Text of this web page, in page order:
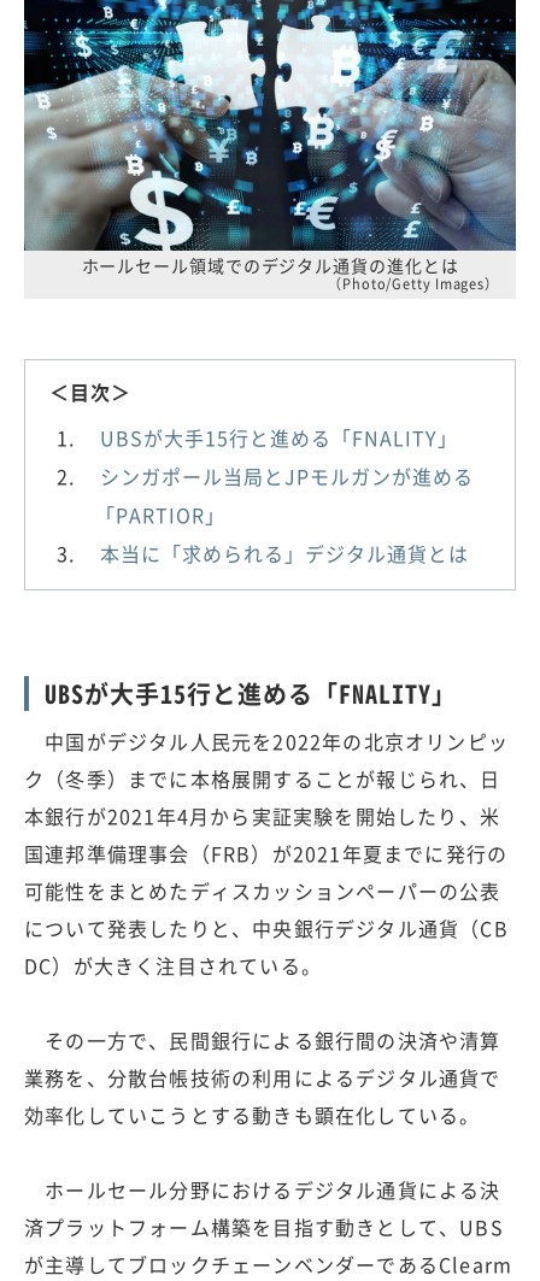
ホールセール領域でのデジタル通貨の進化とは
（Photo/Getty Images）
＜目次＞
UBSが大手15行と進める「FNALITY」
シンガポール当局とJPモルガンが進める
「PARTIOR」
本当に「求められる」デジタル通貨とは
UBSが大手15行と進める「FNALITY」
中国がデジタル人民元を2022年の北京オリンピッ
ク（冬季）までに本格展開することが報じられ、日
本銀行が2021年4月から実証実験を開始したり、米
国連邦準備理事会（FRB）が2021年夏までに発行の
可能性をまとめたディスカッションペーパーの公表
について発表したりと、中央銀行デジタル通貨（CB
DC）が大きく注目されている。
その一方で、民間銀行による銀行間の決済や清算
業務を、分散台帳技術の利用によるデジタル通貨で
効率化していこうとする動きも顕在化している。
ホールセール分野におけるデジタル通貨による決
済プラットフォーム構築を目指す動きとして、UBS
が主導してブロックチェーンベンダーであるClearm